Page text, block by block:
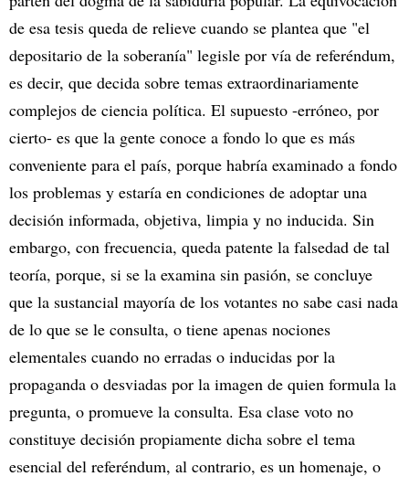
de esa tesis queda de relieve cuando se plantea que "el
depositario de la soberanía" legisle por vía de referéndum,
es decir, que decida sobre temas extraordinariamente
complejos de ciencia política. El supuesto -erróneo, por
cierto- es que la gente conoce a fondo lo que es más
conveniente para el país, porque habría examinado a fondo
los problemas y estaría en condiciones de adoptar una
decisión informada, objetiva, limpia y no inducida. Sin
embargo, con frecuencia, queda patente la falsedad de tal
teoría, porque, si se la examina sin pasión, se concluye
que la sustancial mayoría de los votantes no sabe casi nada
de lo que se le consulta, o tiene apenas nociones
elementales cuando no erradas o inducidas por la
propaganda o desviadas por la imagen de quien formula la
pregunta, o promueve la consulta. Esa clase voto no
constituye decisión propiamente dicha sobre el tema
esencial del referéndum, al contrario, es un homenaje, o